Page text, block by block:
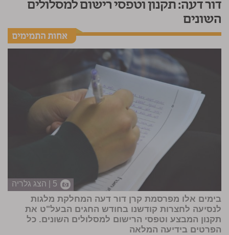
דור דעה: תקנון וטפסי רישום למסלולים
השונים
5 | הצג גלריה
בימים אלו מפרסמת קרן דור דעה המחלקת מלגות
לנסיעה לחצרות קודשנו בחודש החגים הבעל"ט את
תקנון המבצע וטפסי הרישום למסלולים השונים. כל
הפרטים בידיעה המלאה